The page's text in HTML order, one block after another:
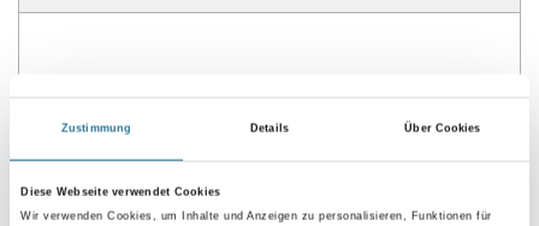
Zustimmung Details Über Cookies
Diese Webseite verwendet Cookies
Wir verwenden Cookies, um Inhalte und Anzeigen zu personalisieren, Funktionen für
ZUSATZINFOS
GEFAHRENHINWEISE